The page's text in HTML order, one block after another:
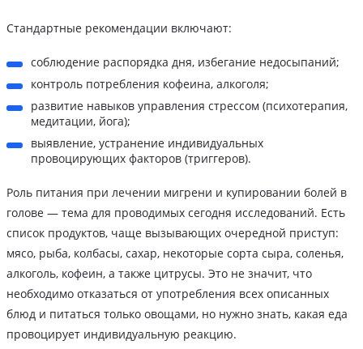
Стандартные рекомендации включают:
соблюдение распорядка дня, избегание недосыпаний;
контроль потребления кофеина, алкоголя;
развитие навыков управления стрессом (психотерапия,
медитации, йога);
выявление, устранение индивидуальных
провоцирующих факторов (триггеров).
Роль питания при лечении мигрени и купировании болей в
голове — тема для проводимых сегодня исследований. Есть
список продуктов, чаще вызывающих очередной приступ:
мясо, рыба, колбасы, сахар, некоторые сорта сыра, соленья,
алкоголь, кофеин, а также цитрусы. Это не значит, что
необходимо отказаться от употребления всех описанных
блюд и питаться только овощами, но нужно знать, какая еда
провоцирует индивидуальную реакцию.